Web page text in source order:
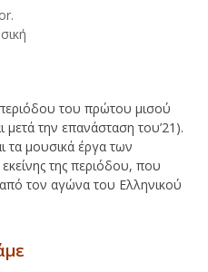
του πρώτου μισού
μετά την επανάσταση του’21).
τα μουσικά έργα των
της περιόδου, που
τον αγώνα του Ελληνικού